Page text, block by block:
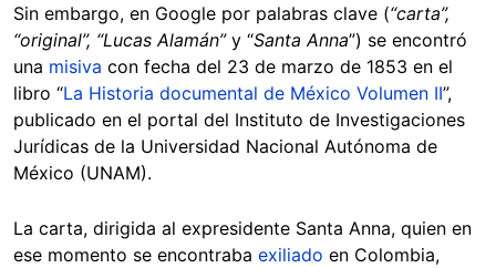
Sin embargo, en Google por palabras clave (“carta”,
“original”, “Lucas Alamán”y “Santa Anna”) se encontró
una misiva con fecha del 23 de marzo de 1853 en el
libro “La Historia documental de México Volumen II”,
publicado en el portal del Instituto de Investigaciones
Jurídicas de la Universidad Nacional Autónoma de
México (UNAM).
La carta, dirigida al expresidente Santa Anna, quien en
ese momento se encontraba exiliado en Colombia,